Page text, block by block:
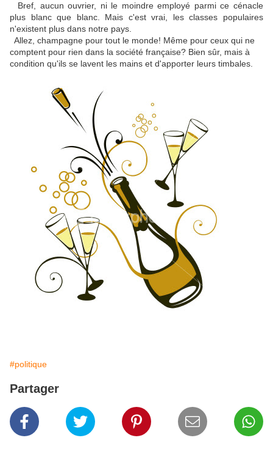
Bref, aucun ouvrier, ni le moindre employé parmi ce cénacle
plus blanc que blanc. Mais c'est vrai, les classes populaires
n'existent plus dans notre pays.
Allez, champagne pour tout le monde! Même pour ceux qui ne
comptent pour rien dans la société française? Bien sûr, mais à
condition qu'ils se lavent les mains et d'apporter leurs timbales.
#politique
Partager